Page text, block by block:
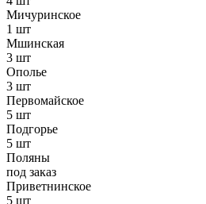
Мичуринское
1 шт
Мшинская
3 шт
Ополье
3 шт
Первомайское
5 шт
Подгорье
5 шт
Поляны
под заказ
Приветнинское
5 шт